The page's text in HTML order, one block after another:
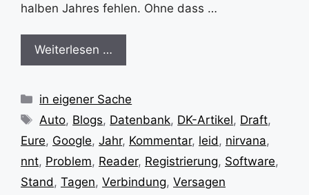
halben Jahres fehlen. Ohne dass …
Weiterlesen …
Kategorien
in eigener Sache
Schlagwörter
Auto, Blogs, Datenbank, DK-Artikel, Draft,
Eure, Google, Jahr, Kommentar, leid, nirvana,
nnt, Problem, Reader, Registrierung, Software,
Stand, Tagen, Verbindung, Versagen